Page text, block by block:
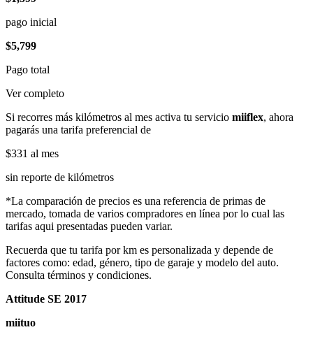
pago inicial
$5,799
Pago total
Ver completo
Si recorres más kilómetros al mes activa tu servicio miiflex, ahora
pagarás una tarifa preferencial de
$331 al mes
sin reporte de kilómetros
*La comparación de precios es una referencia de primas de
mercado, tomada de varios compradores en línea por lo cual las
tarifas aqui presentadas pueden variar.
Recuerda que tu tarifa por km es personalizada y depende de
factores como: edad, género, tipo de garaje y modelo del auto.
Consulta términos y condiciones.
Attitude SE 2017
miituo